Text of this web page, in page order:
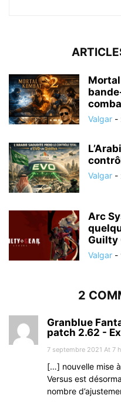
Valgar -
Valgar -
Arc
Guilty
Valgar -
2
Granblue
patch 2.62 -
7 septembre 2021 At 7
[…] nouvelle mise
Versus est
nombre